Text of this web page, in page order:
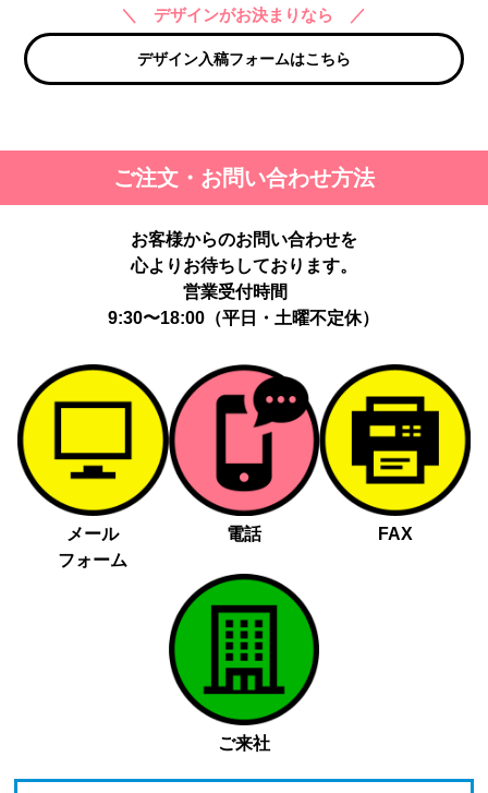
＼ デザインがお決まりなら ／
デザイン入稿フォームはこちら
ご注文・お問い合わせ方法
お客様からのお問い合わせを
心よりお待ちしております。
営業受付時間
9:30〜18:00（平日・土曜不定休）
メール
フォーム
電話 FAX
ご来社